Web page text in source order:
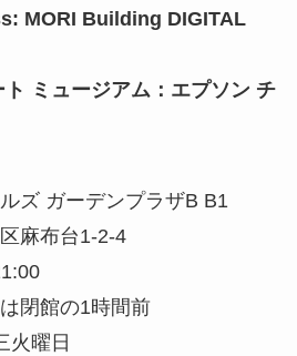
MORI Building DIGITAL
ミュージアム：エプソン チ
ズ ガーデンプラザB B1
台1-2-4
の1時間前
火曜日